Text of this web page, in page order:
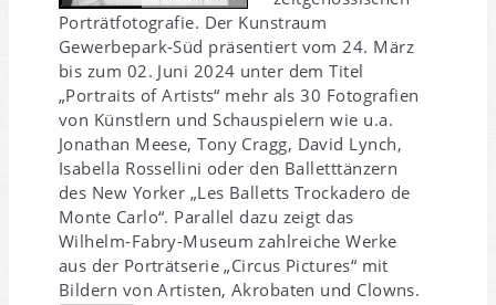
Porträtfotografie. Der Kunstraum
Gewerbepark-Süd präsentiert vom 24. März
bis zum 02. Juni 2024 unter dem Titel
„Portraits of Artists“ mehr als 30 Fotografien
von Künstlern und Schauspielern wie u.a.
Jonathan Meese, Tony Cragg, David Lynch,
Isabella Rossellini oder den Balletttänzern
des New Yorker „Les Balletts Trockadero de
Monte Carlo“. Parallel dazu zeigt das
Wilhelm-Fabry-Museum zahlreiche Werke
aus der Porträtserie „Circus Pictures“ mit
Bildern von Artisten, Akrobaten und Clowns.